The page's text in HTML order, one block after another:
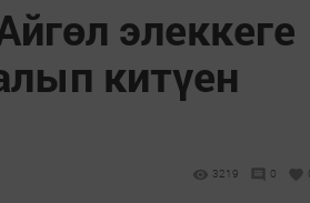
элеккеге
китүен
3219 0